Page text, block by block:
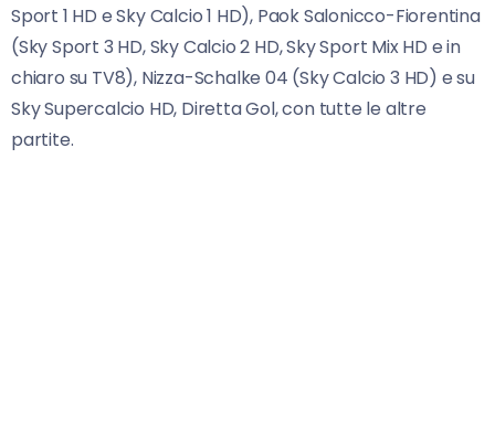
Sport 1 HD e Sky Calcio 1 HD), Paok Salonicco-Fiorentina
(Sky Sport 3 HD, Sky Calcio 2 HD, Sky Sport Mix HD e in
chiaro su TV8), Nizza-Schalke 04 (Sky Calcio 3 HD) e su
Sky Supercalcio HD, Diretta Gol, con tutte le altre
partite.